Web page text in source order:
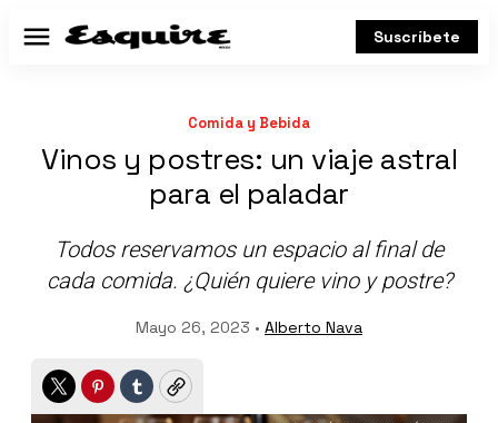
Menú Suscríbete
Comida y Bebida
Vinos y postres: un viaje astral
para el paladar
Todos reservamos un espacio al final de
cada comida. ¿Quién quiere vino y postre?
Mayo 26, 2023 • Alberto Nava
TwitterPinterest
TumblrCopy